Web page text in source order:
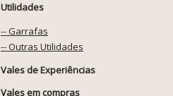
Utilidades
-- Garrafas
-- Outras Utilidades
Vales de Experiências
Vales em compras